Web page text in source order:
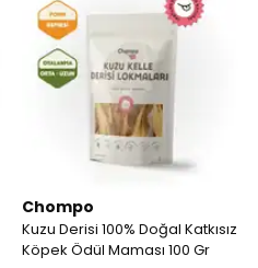
Chompo
Kuzu Derisi 100% Doğal Katkısız
Köpek Ödül Maması 100 Gr